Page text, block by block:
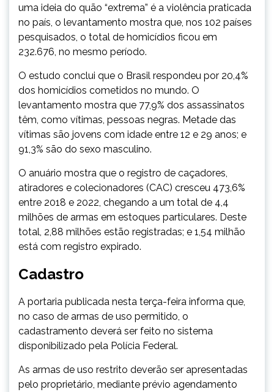
uma ideia do quão “extrema” é a violência praticada
no país, o levantamento mostra que, nos 102 países
pesquisados, o total de homicídios ficou em
232.676, no mesmo período.
O estudo conclui que o Brasil respondeu por 20,4%
dos homicídios cometidos no mundo. O
levantamento mostra que 77,9% dos assassinatos
têm, como vítimas, pessoas negras. Metade das
vítimas são jovens com idade entre 12 e 29 anos; e
91,3% são do sexo masculino.
O anuário mostra que o registro de caçadores,
atiradores e colecionadores (CAC) cresceu 473,6%
entre 2018 e 2022, chegando a um total de 4,4
milhões de armas em estoques particulares. Deste
total, 2,88 milhões estão registradas; e 1,54 milhão
está com registro expirado.
Cadastro
A portaria publicada nesta terça-feira informa que,
no caso de armas de uso permitido, o
cadastramento deverá ser feito no sistema
disponibilizado pela Polícia Federal.
As armas de uso restrito deverão ser apresentadas
pelo proprietário, mediante prévio agendamento